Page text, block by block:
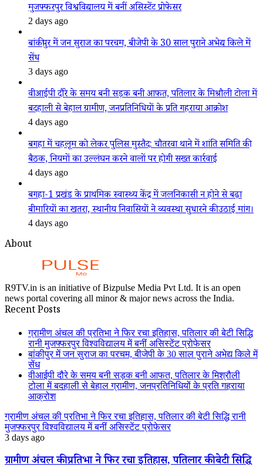
मुजफ्फरपुर विश्वविद्यालय में बनीं असिस्टेंट प्रोफेसर
2 days ago
बांकीपुर में जन सुराज का परचम, बीजेपी के 30 साल पुराने अभेद्य किले में
सेंध
3 days ago
वीआईपी दौरे के समय बनी सड़क बनी आफत, पतिलार के मिश्रौली टोला में
बदहाली से बेहाल ग्रामीण, जनप्रतिनिधियों के प्रति गहराया आक्रोश
4 days ago
बगहा में चहलूम को लेकर पुलिस मुस्तैद: चौतरवा थाने में शांति समिति की
बैठक, नियमों का उल्लंघन करने वालों पर होगी सख्त कार्रवाई
4 days ago
बगहा-1 प्रखंड के प्राथमिक स्वास्थ्य केंद्र में जलनिकासी न होने से बढ़ा
बीमारियों का खतरा, स्थानीय निवासियों ने व्यवस्था सुधारने की उठाई मांग।
4 days ago
About
R9TV.in is an initiative of Bizpulse Media Pvt Ltd. It is an open
news portal covering all minor & major news across the India.
Recent Posts
ग्रामीण अंचल की प्रतिभा ने फिर रचा इतिहास, पतिलार की बेटी सिद्धि
रानी मुजफ्फरपुर विश्वविद्यालय में बनीं असिस्टेंट प्रोफेसर
बांकीपुर में जन सुराज का परचम, बीजेपी के 30 साल पुराने अभेद्य किले में
सेंध
वीआईपी दौरे के समय बनी सड़क बनी आफत, पतिलार के मिश्रौली
टोला में बदहाली से बेहाल ग्रामीण, जनप्रतिनिधियों के प्रति गहराया
आक्रोश
ग्रामीण अंचल की प्रतिभा ने फिर रचा इतिहास, पतिलार की बेटी सिद्धि रानी
मुजफ्फरपुर विश्वविद्यालय में बनीं असिस्टेंट प्रोफेसर
3 days ago
ग्रामीण अंचल की प्रतिभा ने फिर रचा इतिहास, पतिलार की बेटी सिद्धि